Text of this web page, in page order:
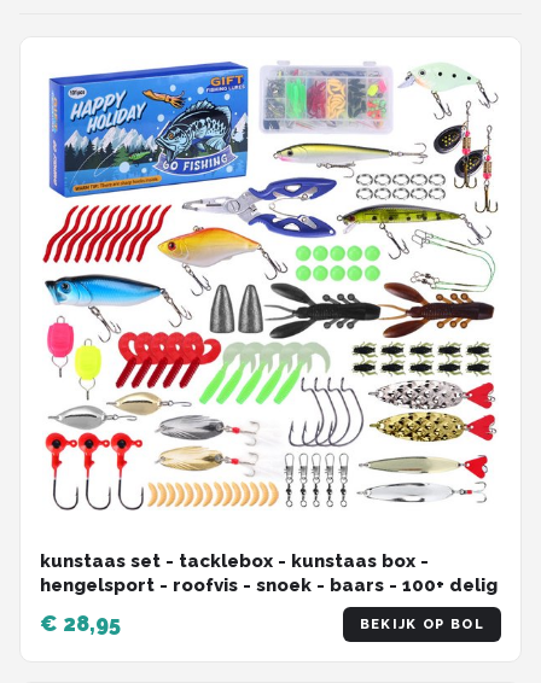
kunstaas set - tacklebox - kunstaas box -
hengelsport - roofvis - snoek - baars - 100+ delig
€ 28,95 BEKIJK OP BOL